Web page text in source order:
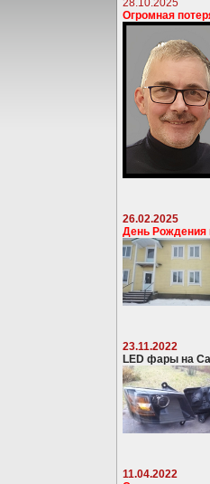
28.10.2025
Огромная
26.02.2025
День Рождения
23.11.2022
LED фары на
11.04.2022